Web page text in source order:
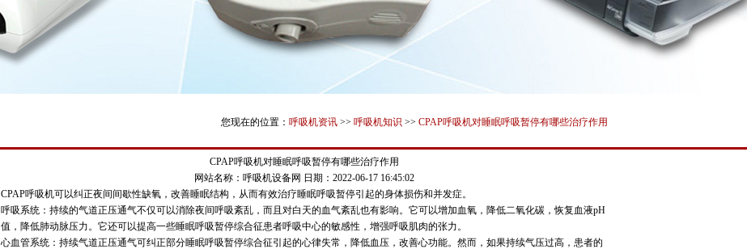
您现在的位置： 呼吸机资讯 >> 呼吸机知识 >> CPAP呼吸机对睡眠呼吸暂停有哪些治疗作用
CPAP呼吸机对睡眠呼吸暂停有哪些治疗作用
网站名称：呼吸机设备网 日期：2022-06-17 16:45:02
CPAP呼吸机可以纠正夜间间歇性缺氧，改善睡眠结构，从而有效治疗睡眠呼吸暂停引起的身体损伤和并发症。
呼吸系统：持续的气道正压通气不仅可以消除夜间呼吸紊乱，而且对白天的血气紊乱也有影响。它可以增加血氧，降低二氧化碳，恢复血液pH
值，降低肺动脉压力。它还可以提高一些睡眠呼吸暂停综合征患者呼吸中心的敏感性，增强呼吸肌肉的张力。
心血管系统：持续气道正压通气可纠正部分睡眠呼吸暂停综合征引起的心律失常，降低血压，改善心功能。然而，如果持续气压过高，患者的